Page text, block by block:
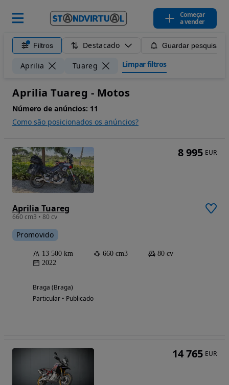
Começar
a vender
Filtros Destacado Guardar pesquisa
Aprilia Tuareg Limpar filtros
Aprilia Tuareg - Motos
Número de anúncios: 11
Como são posicionados os anúncios?
Aprilia Tuareg
660 cm3 • 80 cv
Promovido
13 500 km 660 cm3
80 cv
2022
Braga (Braga)
Particular • Publicado
8 995 EUR
14 765 EUR